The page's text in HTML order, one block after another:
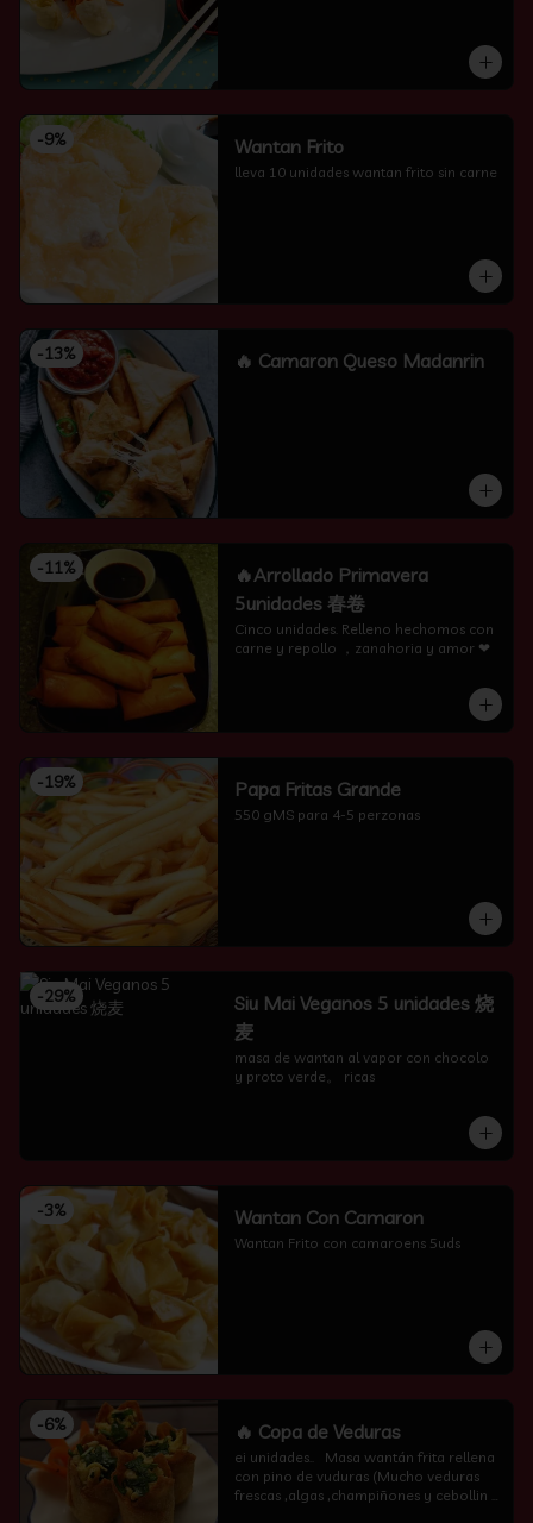
-9% Wantan Frito
lleva 10 unidades wantan frito sin carne
-13% 🔥 Camaron Queso Madanrin
-11%
🔥Arrollado Primavera
5unidades 春卷
Cinco unidades. Relleno hechomos con
carne y repollo ，zanahoria y amor ❤
-19% Papa Fritas Grande
550 gMS para 4-5 perzonas
-29%
Siu Mai Veganos 5 unidades 烧
麦
masa de wantan al vapor con chocolo
y proto verde。 ricas
-3% Wantan Con Camaron
Wantan Frito con camaroens 5uds
-6% 🔥 Copa de Veduras
ei unidades..   Masa wantán frita rellena
con pino de vuduras (Mucho veduras
frescas ,algas ,champiñones y cebollin